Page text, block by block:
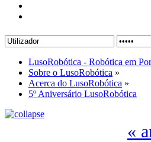
LusoRobótica - Robótica em
Sobre o LusoRobótica »
Acerca do LusoRobótica »
5º Aniversário LusoRobótica
«